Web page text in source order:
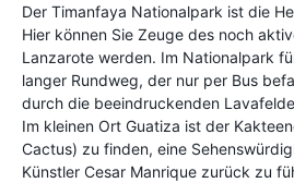
Der Timanfaya Nationalpark ist die
Hier können Sie Zeuge des noch
Lanzarote werden. Im Nationalpark
langer Rundweg, der nur per Bus
durch die beeindruckenden
Im kleinen Ort Guatiza ist der
Cactus) zu finden, eine
Künstler Cesar Manrique zurück zu